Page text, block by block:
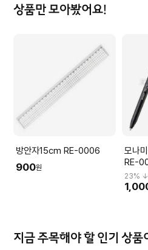
상품만 모아봤어요!
방안자15cm RE-0006
900원
모나
RE-
23%
지금 주목해야 할 인기 상품